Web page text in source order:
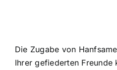
Die Zugabe von
Ihrer gefiederten Freunde